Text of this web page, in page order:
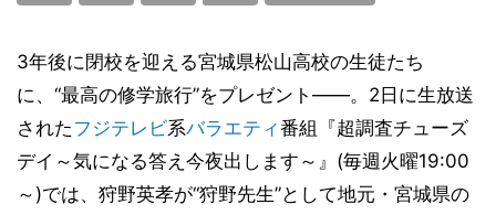
3年後に閉校を迎える宮城県松山高校の生徒たち
に、“最高の修学旅行”をプレゼント――。2日に生放送
されたフジテレビ系バラエティ番組『超調査チューズ
デイ～気になる答え今夜出します～』(毎週火曜19:00
～)では、狩野英孝が“狩野先生”として地元・宮城県の